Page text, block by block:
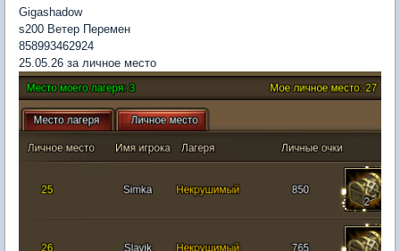
Gigashadow
s200 Ветер Перемен
858993462924
25.05.26 за личное место